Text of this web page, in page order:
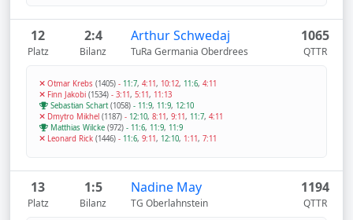
12
Platz
2:4
Bilanz
Arthur Schwedaj
TuRa Germania Oberdrees
1065
QTTR
Otmar Krebs (1405) - 11:7, 4:11, 10:12, 11:6, 4:11
Finn Jakobi (1534) - 3:11, 5:11, 11:13
Sebastian Schart(1058) - 11:9, 11:9, 12:10
Dmytro Mikhel (1187) - 12:10, 8:11, 9:11, 11:7, 4:11
Matthias Wilcke (972) - 11:6, 11:9, 11:9
Leonard Rick (1446) - 11:6, 9:11, 12:10, 1:11, 7:11
13
Platz
1:5
Bilanz
Nadine May
TG Oberlahnstein
1194
QTTR